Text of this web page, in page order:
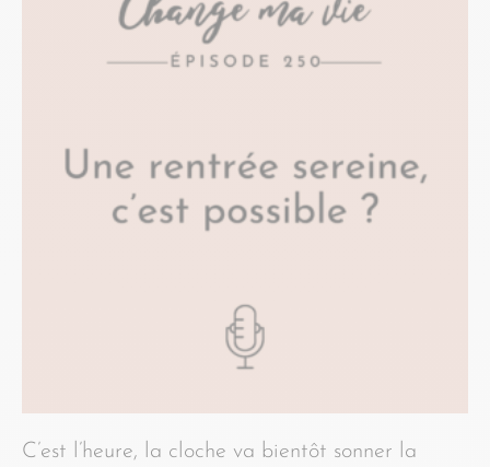
C’est l’heure, la cloche va bientôt sonner la